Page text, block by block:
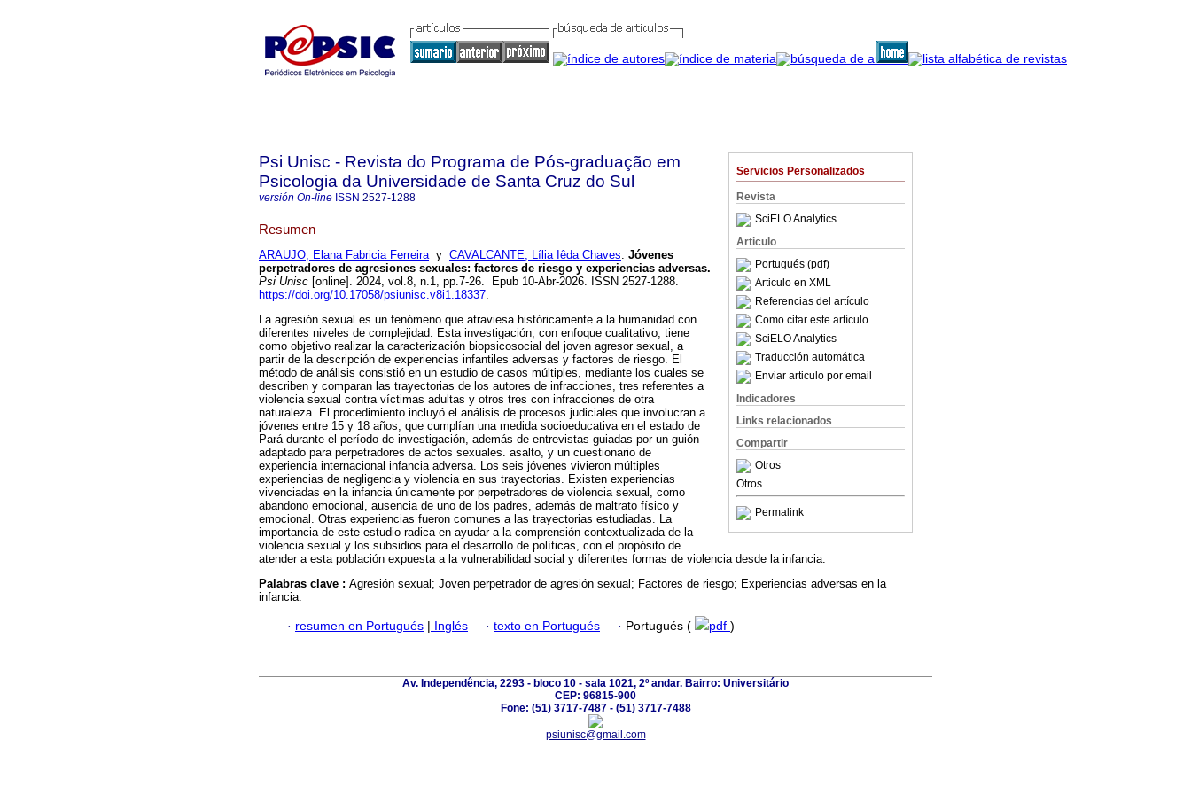
Servicios Personalizados
Revista
SciELO Analytics
Articulo
Portugués (pdf)
Articulo en XML
Referencias del artículo
Como citar este artículo
SciELO Analytics
Traducción automática
Enviar articulo por email
Indicadores
Links relacionados
Compartir
Otros
Otros
Permalink
Psi Unisc - Revista do Programa de Pós-graduação em
Psicologia da Universidade de Santa Cruz do Sul
versión On-line ISSN 2527-1288
Resumen
ARAUJO, Elana Fabricia Ferreiray CAVALCANTE, Lília Iêda Chaves. Jóvenes
perpetradores de agresiones sexuales: factores de riesgo y experiencias adversas.
Psi Unisc [online]. 2024, vol.8, n.1, pp.7-26. Epub 10-Abr-2026. ISSN 2527-1288.
https://doi.org/10.17058/psiunisc.v8i1.18337.
La agresión sexual es un fenómeno que atraviesa históricamente a la humanidad con
diferentes niveles de complejidad. Esta investigación, con enfoque cualitativo, tiene
como objetivo realizar la caracterización biopsicosocial del joven agresor sexual, a
partir de la descripción de experiencias infantiles adversas y factores de riesgo. El
método de análisis consistió en un estudio de casos múltiples, mediante los cuales se
describen y comparan las trayectorias de los autores de infracciones, tres referentes a
violencia sexual contra víctimas adultas y otros tres con infracciones de otra
naturaleza. El procedimiento incluyó el análisis de procesos judiciales que involucran a
jóvenes entre 15 y 18 años, que cumplían una medida socioeducativa en el estado de
Pará durante el período de investigación, además de entrevistas guiadas por un guión
adaptado para perpetradores de actos sexuales. asalto, y un cuestionario de
experiencia internacional infancia adversa. Los seis jóvenes vivieron múltiples
experiencias de negligencia y violencia en sus trayectorias. Existen experiencias
vivenciadas en la infancia únicamente por perpetradores de violencia sexual, como
abandono emocional, ausencia de uno de los padres, además de maltrato físico y
emocional. Otras experiencias fueron comunes a las trayectorias estudiadas. La
importancia de este estudio radica en ayudar a la comprensión contextualizada de la
violencia sexual y los subsidios para el desarrollo de políticas, con el propósito de
atender a esta población expuesta a la vulnerabilidad social y diferentes formas de violencia desde la infancia.
Palabras clave : Agresión sexual; Joven perpetrador de agresión sexual; Factores de riesgo; Experiencias adversas en la
infancia.
· resumen en Portugués | Inglés · texto en Portugués · Portugués ( pdf )
Av. Independência, 2293 - bloco 10 - sala 1021, 2º andar. Bairro: Universitário
CEP: 96815-900
Fone: (51) 3717-7487 - (51) 3717-7488
psiunisc@gmail.com